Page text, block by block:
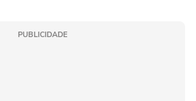
PUBLICIDADE